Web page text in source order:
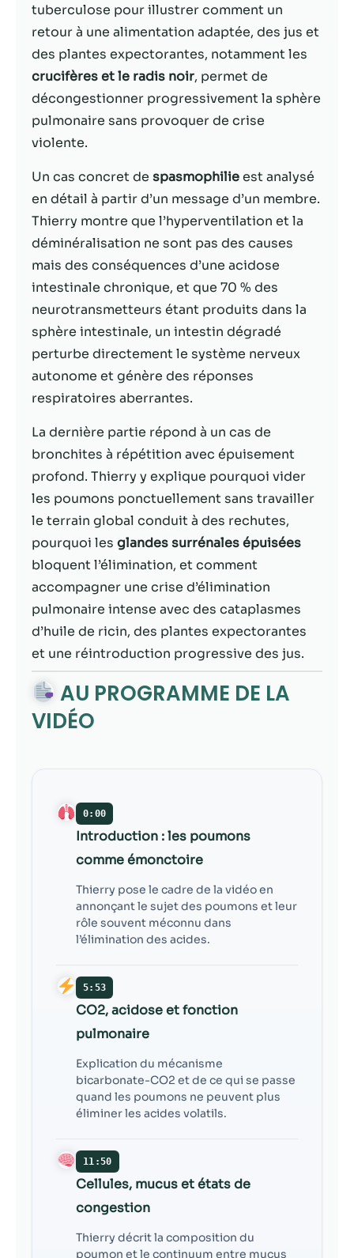
tuberculose pour illustrer comment un
retour à une alimentation adaptée, des jus et
des plantes expectorantes, notamment les
crucifères et le radis noir, permet de
décongestionner progressivement la sphère
pulmonaire sans provoquer de crise
violente.
Un cas concret de spasmophilieest analysé
en détail à partir d’un message d’un membre.
Thierry montre que l’hyperventilation et la
déminéralisation ne sont pas des causes
mais des conséquences d’une acidose
intestinale chronique, et que 70 % des
neurotransmetteurs étant produits dans la
sphère intestinale, un intestin dégradé
perturbe directement le système nerveux
autonome et génère des réponses
respiratoires aberrantes.
La dernière partie répond à un cas de
bronchites à répétition avec épuisement
profond. Thierry y explique pourquoi vider
les poumons ponctuellement sans travailler
le terrain global conduit à des rechutes,
pourquoi les glandes surrénales épuisées
bloquent l’élimination, et comment
accompagner une crise d’élimination
pulmonaire intense avec des cataplasmes
d’huile de ricin, des plantes expectorantes
et une réintroduction progressive des jus.
AU PROGRAMME DE LA
VIDÉO
0:00
Introduction : les poumons
comme émonctoire
Thierry pose le cadre de la vidéo en
annonçant le sujet des poumons et leur
rôle souvent méconnu dans
l’élimination des acides.
5:53
CO2, acidose et fonction
pulmonaire
Explication du mécanisme
bicarbonate-CO2 et de ce qui se passe
quand les poumons ne peuvent plus
éliminer les acides volatils.
11:50
Cellules, mucus et états de
congestion
Thierry décrit la composition du
poumon et le continuum entre mucus
de la façon
dont le site
Web est
utilisé.
Experience
Afin que notre
aussi bien que
possible lors
de votre visite.
Si vous refusez
ces cookies,
certaines
fonctionnalités
disparaîtront
du site Web.
Marketing
En partageant
comportement
lorsque vous
visitez notre
site, vous
augmentez les
chances de
voir du
contenu et des
offres
personnalisés.